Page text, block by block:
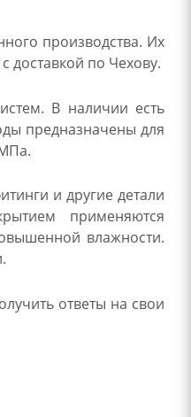
производства. Их
доставкой по Чехову.
В наличии есть
предназначены для
и другие детали
применяются
влажности.
ответы на свои